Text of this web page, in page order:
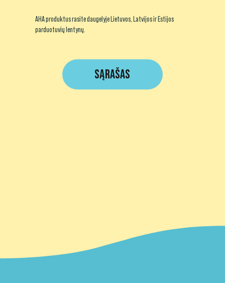
AHA produktus rasite daugelyje Lietuvos, Latvijos ir Estijos
parduotuvių lentynų.
Sąrašas